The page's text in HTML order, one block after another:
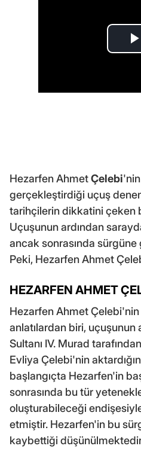
Hezarfen AhmetÇelebi
gerçekleştirdiği uçuş
tarihçilerin dikkatini çeken
Uçuşunun ardından
ancak sonrasında
Peki, Hezarfen Ahmet
HEZARFEN AHMET
Hezarfen Ahmet
anlatılardan biri, uçuşunun
Sultanı IV. Murad
Evliya Çelebi'nin
başlangıçta Hezarfen'in
sonrasında bu tür
oluşturabileceği
etmiştir. Hezarfen'in bu
kaybettiği